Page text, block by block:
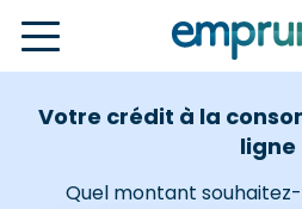
Votre crédit à la
ligne
Quel montant